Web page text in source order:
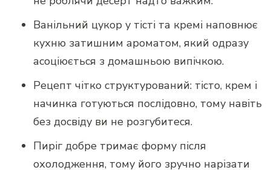
Ванільний цукор у тісті та кремі наповнює
кухню затишним ароматом, який одразу
асоціюється з домашньою випічкою.
Рецепт чітко структурований: тісто, крем і
начинка готуються послідовно, тому навіть
без досвіду ви не розгубитеся.
Пиріг добре тримає форму після
охолодження, тому його зручно нарізати